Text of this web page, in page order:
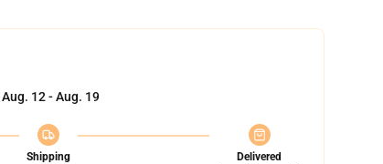
Aug. 12 - Aug. 19
Shipping
Delivered